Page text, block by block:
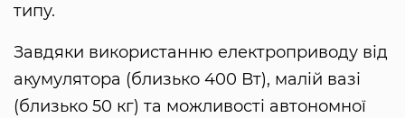
типу.
Завдяки використанню електроприводу від
акумулятора (близько 400 Вт), малій вазі
(близько 50 кг) та можливості автономної